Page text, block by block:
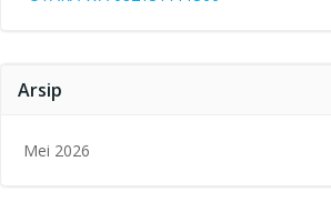
Arsip
Mei 2026